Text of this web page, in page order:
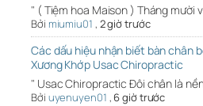
" ( Tiệm hoa Maison ) Tháng mười
Bởi miumiu01 , 2 giờ trước
Các dấu hiệu nhận biết bàn chân
Xương Khớp Usac Chiropractic
" Usac Chiropractic Đôi chân là
Bởi uyenuyen01 , 6 giờ trước